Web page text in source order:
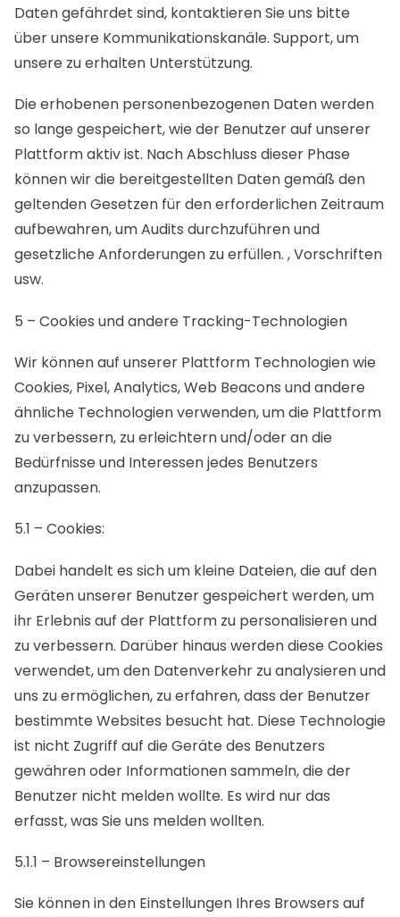
Daten gefährdet sind, kontaktieren Sie uns bitte
über unsere Kommunikationskanäle. Support, um
unsere zu erhalten Unterstützung.
Die erhobenen personenbezogenen Daten werden
so lange gespeichert, wie der Benutzer auf unserer
Plattform aktiv ist. Nach Abschluss dieser Phase
können wir die bereitgestellten Daten gemäß den
geltenden Gesetzen für den erforderlichen Zeitraum
aufbewahren, um Audits durchzuführen und
gesetzliche Anforderungen zu erfüllen. , Vorschriften
usw.
5 – Cookies und andere Tracking-Technologien
Wir können auf unserer Plattform Technologien wie
Cookies, Pixel, Analytics, Web Beacons und andere
ähnliche Technologien verwenden, um die Plattform
zu verbessern, zu erleichtern und/oder an die
Bedürfnisse und Interessen jedes Benutzers
anzupassen.
5.1 – Cookies:
Dabei handelt es sich um kleine Dateien, die auf den
Geräten unserer Benutzer gespeichert werden, um
ihr Erlebnis auf der Plattform zu personalisieren und
zu verbessern. Darüber hinaus werden diese Cookies
verwendet, um den Datenverkehr zu analysieren und
uns zu ermöglichen, zu erfahren, dass der Benutzer
bestimmte Websites besucht hat. Diese Technologie
ist nicht Zugriff auf die Geräte des Benutzers
gewähren oder Informationen sammeln, die der
Benutzer nicht melden wollte. Es wird nur das
erfasst, was Sie uns melden wollten.
5.1.1 – Browsereinstellungen
Sie können in den Einstellungen Ihres Browsers auf